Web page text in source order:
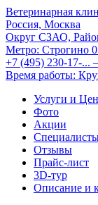
Ветеринарная
Россия, Москва
Округ СЗАО,
Метро: Строгино
+7 (495) 230-17-...
Время работы:
Услуги и
Фото
Акции
Отзывы
Прайс-лист
3D-тур
Описание и